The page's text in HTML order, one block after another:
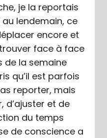
je la reportais
lendemain, ce
encore et
face à face
de la semaine
qu’il est parfois
reporter, mais
d’ajuster et de
du temps
de conscience a